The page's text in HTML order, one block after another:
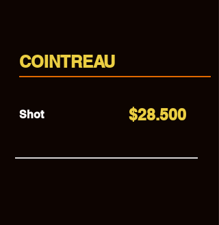
COINTREAU
Shot $28.500